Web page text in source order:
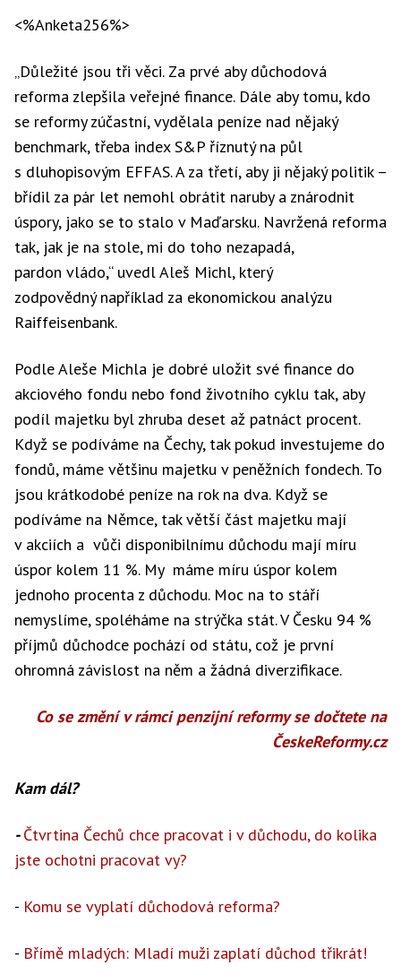
<%Anketa256%>
„Důležité jsou tři věci. Za prvé aby důchodová
reforma zlepšila veřejné finance. Dále aby tomu, kdo
se reformy zúčastní, vydělala peníze nad nějaký
benchmark, třeba index S&P říznutý na půl
s dluhopisovým EFFAS. A za třetí, aby ji nějaký politik –
břídil za pár let nemohl obrátit naruby a znárodnit
úspory, jako se to stalo v Maďarsku. Navržená reforma
tak, jak je na stole, mi do toho nezapadá,
pardon vládo,“ uvedl Aleš Michl, který
zodpovědný například za ekonomickou analýzu
Raiffeisenbank.
Podle Aleše Michla je dobré uložit své finance do
akciového fondu nebo fond životního cyklu tak, aby
podíl majetku byl zhruba deset až patnáct procent.
Když se podíváme na Čechy, tak pokud investujeme do
fondů, máme většinu majetku v peněžních fondech. To
jsou krátkodobé peníze na rok na dva. Když se
podíváme na Němce, tak větší část majetku mají
v akciích a vůči disponibilnímu důchodu mají míru
úspor kolem 11 %. My máme míru úspor kolem
jednoho procenta z důchodu. Moc na to stáří
nemyslíme, spoléháme na strýčka stát. V Česku 94 %
příjmů důchodce pochází od státu, což je první
ohromná závislost na něm a žádná diverzifikace.
Co se změní v rámci penzijní reformy se dočtete na
ČeskeReformy.cz
Kam dál?
-Čtvrtina Čechů chce pracovat i v důchodu, do kolika
jste ochotni pracovat vy?
- Komu se vyplatí důchodová reforma?
- Břímě mladých: Mladí muži zaplatí důchod třikrát!